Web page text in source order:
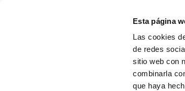
Esta página
Las cookies
de redes
sitio web con
combinarla
que haya
Vídeos